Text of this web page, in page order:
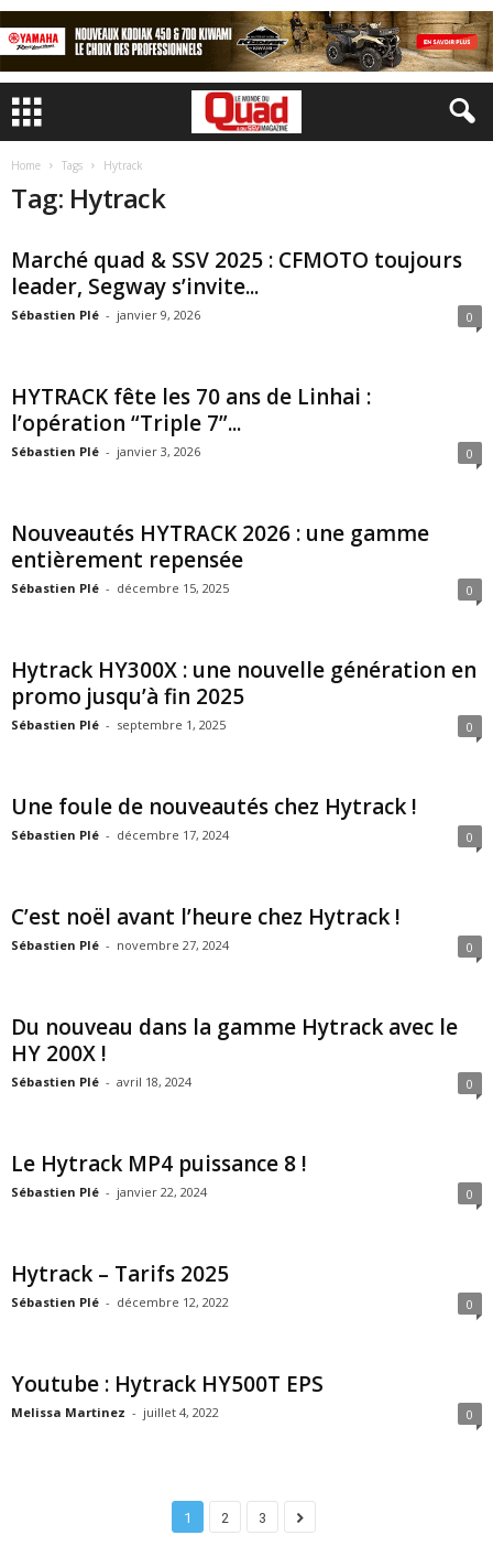
Home Tags Hytrack
Tag: Hytrack
Marché quad & SSV 2025 : CFMOTO toujours
leader, Segway s’invite...
Sébastien Plé - janvier 9, 2026 0
HYTRACK fête les 70 ans de Linhai :
l’opération “Triple 7”...
Sébastien Plé - janvier 3, 2026 0
Nouveautés HYTRACK 2026 : une gamme
entièrement repensée
Sébastien Plé - décembre 15, 2025 0
Hytrack HY300X : une nouvelle génération en
promo jusqu’à fin 2025
Sébastien Plé - septembre 1, 2025 0
Une foule de nouveautés chez Hytrack !
Sébastien Plé - décembre 17, 2024 0
C’est noël avant l’heure chez Hytrack !
Sébastien Plé - novembre 27, 2024 0
Du nouveau dans la gamme Hytrack avec le
HY 200X !
Sébastien Plé - avril 18, 2024 0
Le Hytrack MP4 puissance 8 !
Sébastien Plé - janvier 22, 2024 0
Hytrack – Tarifs 2025
Sébastien Plé - décembre 12, 2022 0
Youtube : Hytrack HY500T EPS
Melissa Martinez - juillet 4, 2022 0
1 2 3